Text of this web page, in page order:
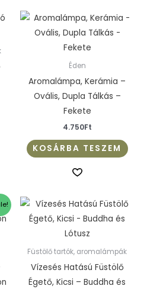
variációja
termékoldalon
Éden
Aromalámpa, Kerámia –
Ovális, Dupla Tálkás –
Fekete
4.750Ft
KOSÁRBA TESZEM
variációja
Füstölő tartók, aromalámpák
Vízesés Hatású Füstölő
Égető, Kicsi – Buddha és